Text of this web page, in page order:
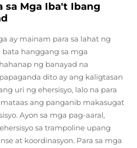
sa Mga Iba't Ibang
ay mainam para sa lahat ng
hanggang sa mga
ng banayad na
dito ay ang kaligtasan
uri ng ehersisyo, lalo na para
ang panganib makasugat
Ayon sa mga pag-aaral,
sa trampoline upang
at koordinasyon. Para sa mga